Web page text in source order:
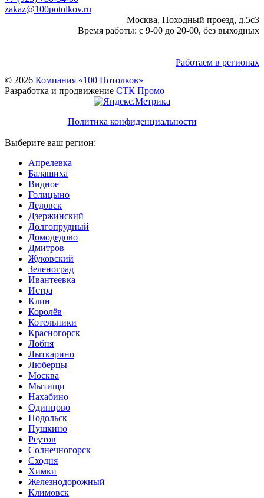
zakaz@100potolkov.ru
Москва, Походный проезд, д.5c3
Время работы: с 9-00 до 20-00, без выходных
Работаем в регионах
© 2026 Компания «100 Потолков»
Разработка и продвижение СТК Промо
Политика конфиденциальности
Выберите ваш регион:
Апрелевка
Балашиха
Видное
Голицыно
Дедовск
Дзержинский
Долгопрудный
Домодедово
Дмитров
Жуковский
Зеленоград
Ивантеевка
Истра
Клин
Королёв
Котельники
Красногорск
Лобня
Лыткарино
Люберцы
Мoсква
Мытищи
Нахабино
Одинцово
Подольск
Пушкино
Реутов
Солнечногорск
Сходня
Химки
Железнодорожный
Климовск